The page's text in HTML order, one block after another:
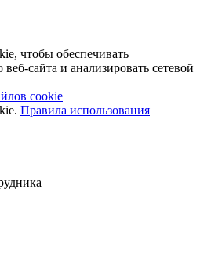
чтобы обеспечивать
сайта и анализировать сетевой
cookie
Правила использования